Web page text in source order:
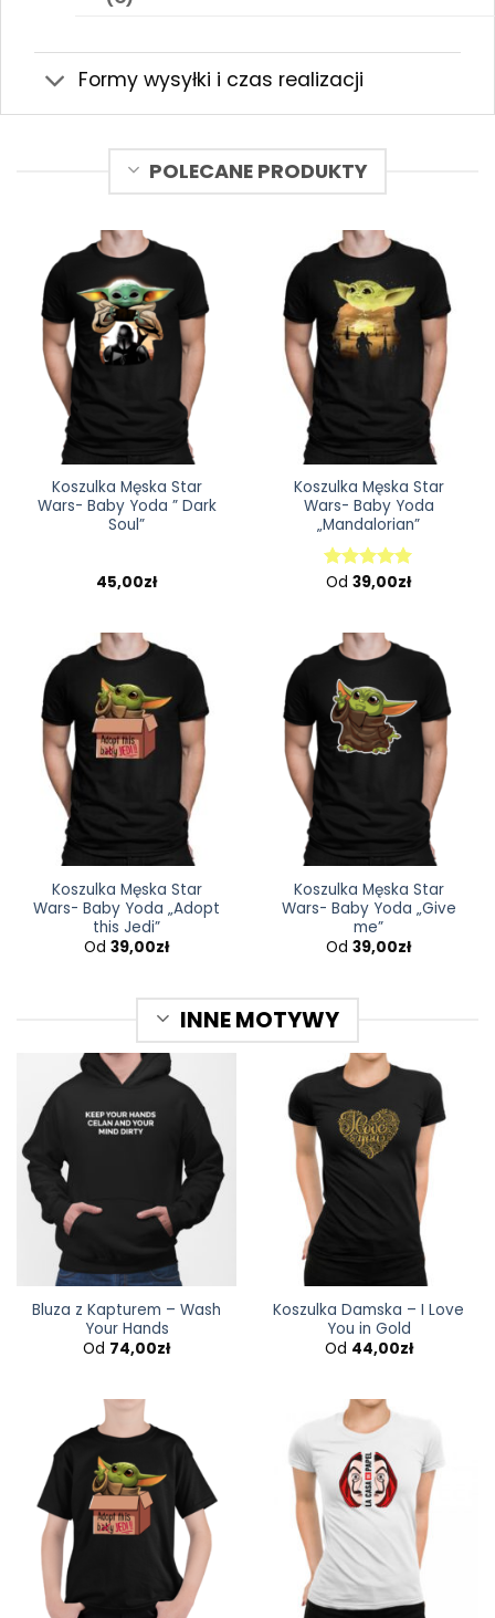
Formy wysyłki i czas realizacji
POLECANE PRODUKTY
Koszulka Męska Star
Wars- Baby Yoda ” Dark
Soul”
45,00zł
Koszulka Męska Star
Wars- Baby Yoda
„Mandalorian”
Oceniono
Od 39,00zł
Koszulka Męska Star
Wars- Baby Yoda „Adopt
this Jedi”
Od 39,00zł
Koszulka Męska Star
Wars- Baby Yoda „Give
me”
Od 39,00zł
INNE MOTYWY
Bluza z Kapturem – Wash
Your Hands
Od 74,00zł
Koszulka Damska – I Love
You in Gold
Od 44,00zł